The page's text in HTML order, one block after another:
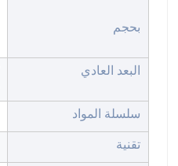
بحجم
البعد العادي
سلسلة المواد
تقنية